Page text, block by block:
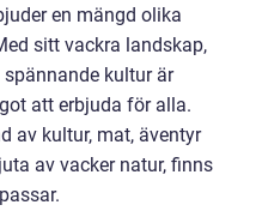
en mängd olika
sitt vackra landskap,
kultur är
att erbjuda för alla.
av kultur, mat, äventyr
av vacker natur, finns